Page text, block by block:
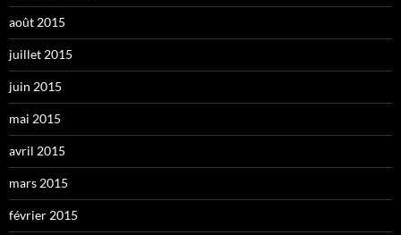
août 2015
juillet 2015
juin 2015
mai 2015
avril 2015
mars 2015
février 2015